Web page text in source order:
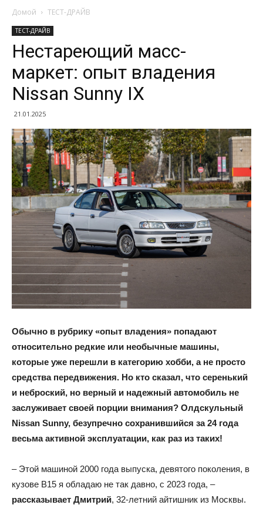
Домой ТЕСТ-ДРАЙВ
ТЕСТ-ДРАЙВ
Нестареющий масс-
маркет: опыт владения
Nissan Sunny IX
21.01.2025
Обычно в рубрику «опыт владения» попадают
относительно редкие или необычные машины,
которые уже перешли в категорию хобби, а не просто
средства передвижения. Но кто сказал, что серенький
и неброский, но верный и надежный автомобиль не
заслуживает своей порции внимания? Олдскульный
Nissan Sunny, безупречно сохранившийся за 24 года
весьма активной эксплуатации, как раз из таких!
– Этой машиной 2000 года выпуска, девятого поколения, в
кузове B15 я обладаю не так давно, с 2023 года, –
рассказывает Дмитрий, 32-летний айтишник из Москвы.